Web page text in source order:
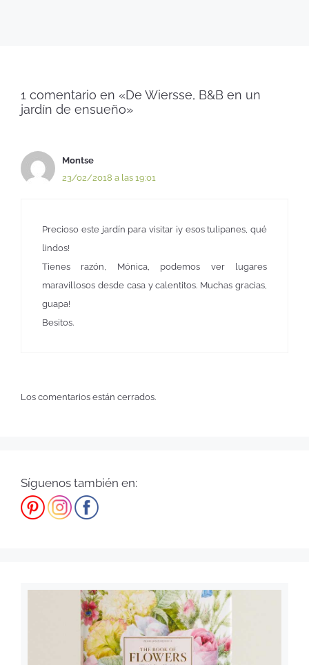
1 comentario en «De Wiersse, B&B en un
jardín de ensueño»
Montse
23/02/2018 a las 19:01
Precioso este jardín para visitar ¡y esos tulipanes, qué
lindos!
Tienes razón, Mónica, podemos ver lugares
maravillosos desde casa y calentitos. Muchas gracias,
guapa!
Besitos.
Los comentarios están cerrados.
Síguenos también en: